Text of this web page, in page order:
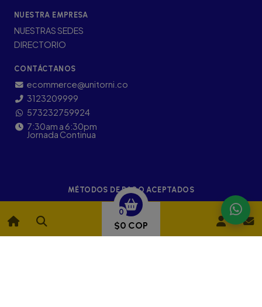
0
$0 COP
NUESTRA EMPRESA
NUESTRAS SEDES
DIRECTORIO
CONTÁCTANOS
ecommerce@unitorni.co
3123209999
573232759924
7:30am a 6:30pm
Jornada Continua
MÉTODOS DE PAGO ACEPTADOS